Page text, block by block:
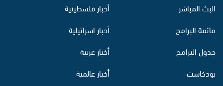
البث المباشر
قائمة البرامج
جدول البرامج
بودكاست
أخبار فلسطينية
أخبار اسرائيلية
أخبار عربية
أخبار عالمية